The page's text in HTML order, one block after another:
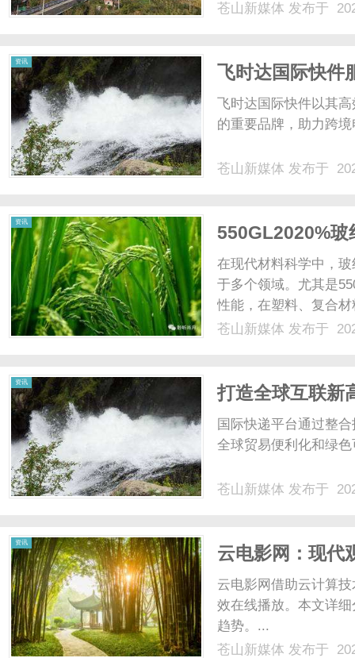
苍山新媒体 发布于
资讯
飞时达国际快件
飞时达国际快件以其
的重要品牌，助力跨
苍山新媒体 发布于
资讯
550GL2020%玻
在现代材料科学中，
于多个领域。尤其是
性能，在塑料、复合
值。本文将深入探讨
苍山新媒体 发布于
资讯
打造全球互联新
国际快递平台通过整
全球贸易便利化和绿
苍山新媒体 发布于
资讯
云电影网：现代
析
云电影网借助云计算
效在线播放。本文详
趋势。...
苍山新媒体 发布于